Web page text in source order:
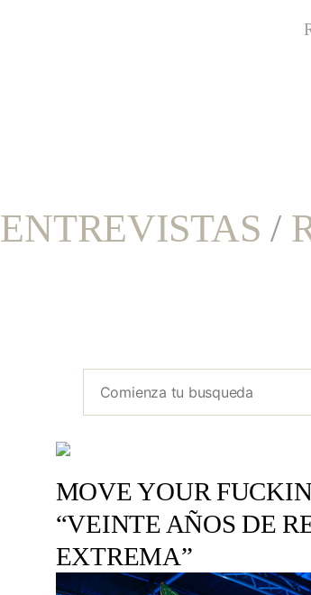
ENTREVISTAS /
MOVE YOUR
“VEINTE AÑOS DE
EXTREMA”